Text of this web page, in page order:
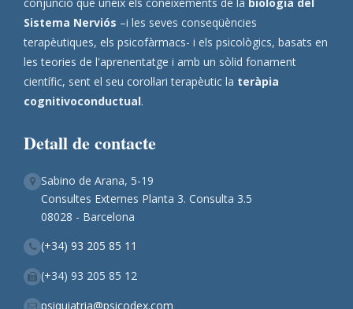
Sistema Nerviós –i les seves conseqüències
terapèutiques, els psicofàrmacs- i els psicològics, basats en
les teories de l'aprenentatge i amb un sòlid fonament
científic, sent el seu corol·lari terapèutic la teràpia
cognitivoconductual.
Detall de contacte
Sabino de Arana, 5-19
Consultes Externes Planta 3. Consulta 3.5
08028 - Barcelona
(+34) 93 205 85 11
(+34) 93 205 85 12
psiquiatria@psicodex.com